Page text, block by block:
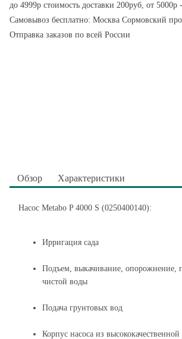
до 4999р стоимость доставки 200руб, от 5000р
Самовывоз бесплатно: Москва Сормовский
Отправка заказов по всей России
Обзор Характеристики
Насос Metabo P 4000 S (0250400140):
Ирригация сада
Подъем, выкачивание, опорожнение,
чистой воды
Подача грунтовых вод
Корпус насоса из